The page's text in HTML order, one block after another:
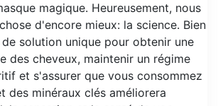
magique. Heureusement, nous
d'encore mieux: la science. Bien
solution unique pour obtenir une
des cheveux, maintenir un régime
et s'assurer que vous consommez
des minéraux clés améliorera